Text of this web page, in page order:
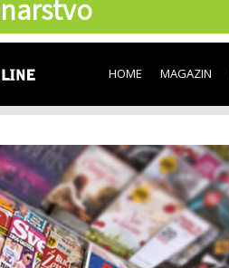
content
HOME MAGAZIN